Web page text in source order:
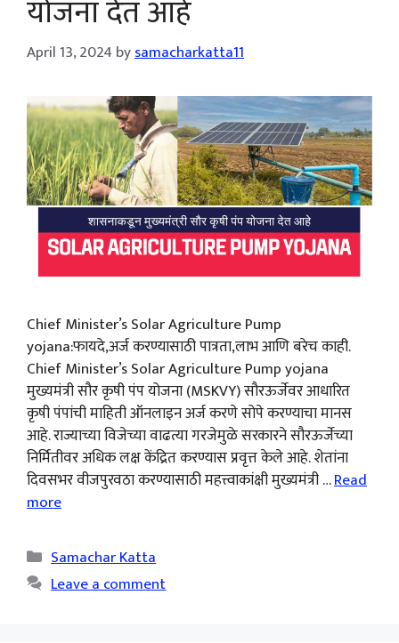
योजना देत आहे
April 13, 2024 bysamacharkatta11
Chief Minister’s Solar Agriculture Pump
yojana:फायदे,अर्ज करण्यासाठी पात्रता,लाभ आणि बरेच काही.
Chief Minister’s Solar Agriculture Pump yojana
मुख्यमंत्री सौर कृषी पंप योजना (MSKVY) सौरऊर्जेवर आधारित
कृषी पंपांची माहिती ऑनलाइन अर्ज करणे सोपे करण्याचा मानस
आहे. राज्याच्या विजेच्या वाढत्या गरजेमुळे सरकारने सौरऊर्जेच्या
निर्मितीवर अधिक लक्ष केंद्रित करण्यास प्रवृत्त केले आहे. शेतांना
दिवसभर वीजपुरवठा करण्यासाठी महत्त्वाकांक्षी मुख्यमंत्री …Read
more
Categories
Samachar Katta
Leave a comment